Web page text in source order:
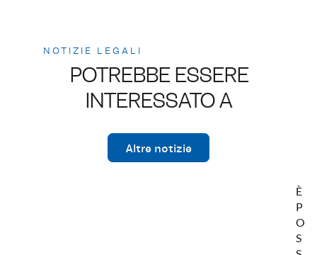
NOTIZIE LEGALI
POTREBBE ESSERE
INTERESSATO A
Altre notizie
È
P
O
S